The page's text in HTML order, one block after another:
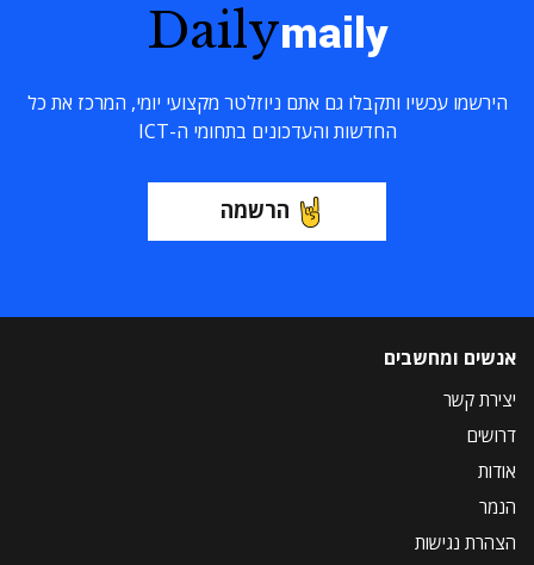
Dailymaily
הירשמו עכשיו ותקבלו גם אתם ניוזלטר מקצועי יומי, המרכז את כל
החדשות והעדכונים בתחומי ה-ICT
הרשמה
אנשים ומחשבים
יצירת קשר
דרושים
אודות
הנמר
הצהרת נגישות